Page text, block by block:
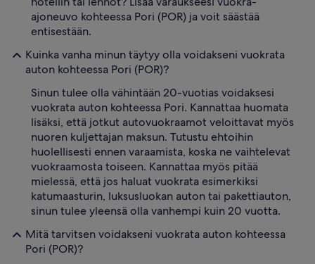
ajoneuvo kohteessa Pori (POR) ja voit säästää
entisestään.
Kuinka vanha minun täytyy olla voidakseni vuokrata
auton kohteessa Pori (POR)?
Sinun tulee olla vähintään 20-vuotias voidaksesi
vuokrata auton kohteessa Pori. Kannattaa huomata
lisäksi, että jotkut autovuokraamot veloittavat myös
nuoren kuljettajan maksun. Tutustu ehtoihin
huolellisesti ennen varaamista, koska ne vaihtelevat
vuokraamosta toiseen. Kannattaa myös pitää
mielessä, että jos haluat vuokrata esimerkiksi
katumaasturin, luksusluokan auton tai pakettiauton,
sinun tulee yleensä olla vanhempi kuin 20 vuotta.
Mitä tarvitsen voidakseni vuokrata auton kohteessa
Pori (POR)?